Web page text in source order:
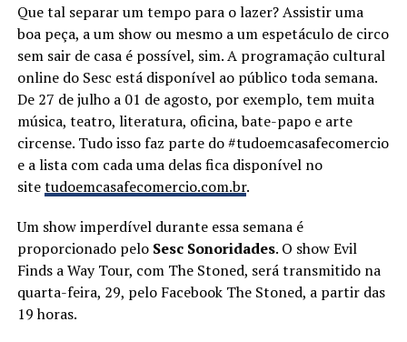
Que tal separar um tempo para o lazer? Assistir uma
boa peça, a um show ou mesmo a um espetáculo de circo
sem sair de casa é possível, sim. A programação cultural
online do Sesc está disponível ao público toda semana.
De 27 de julho a 01 de agosto, por exemplo, tem muita
música, teatro, literatura, oficina, bate-papo e arte
circense. Tudo isso faz parte do #tudoemcasafecomercio
e a lista com cada uma delas fica disponível no
sitetudoemcasafecomercio.com.br.
Um show imperdível durante essa semana é
proporcionado pelo Sesc Sonoridades. O show Evil
Finds a Way Tour, com The Stoned, será transmitido na
quarta-feira, 29, pelo Facebook The Stoned, a partir das
19 horas.